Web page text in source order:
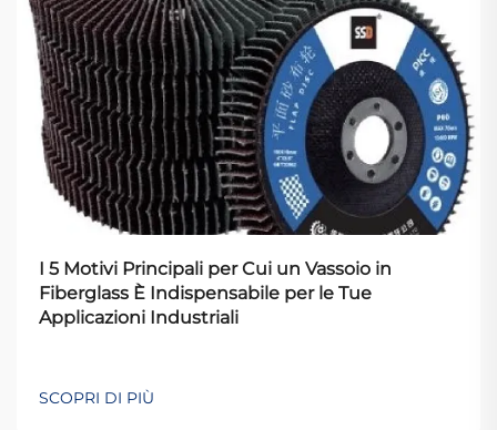
I 5 Motivi Principali per Cui un Vassoio in
Fiberglass È Indispensabile per le Tue
Applicazioni Industriali
SCOPRI DI PIÙ